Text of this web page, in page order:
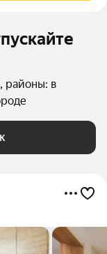
районы: в